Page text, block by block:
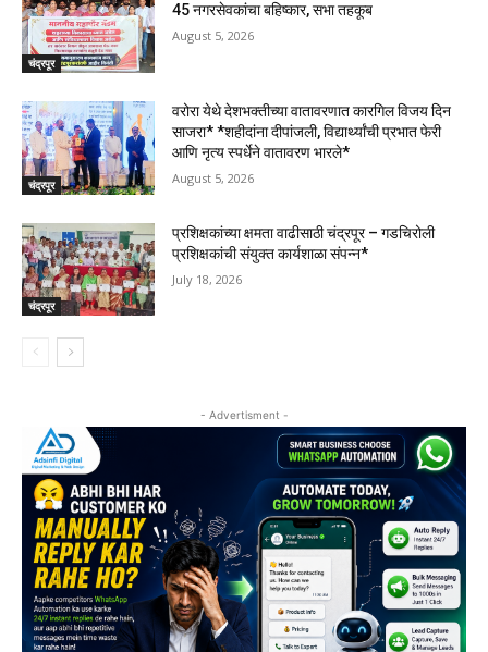
चंद्रपूर
45 नगरसेवकांचा बहिष्कार, सभा तहकूब
August 5, 2026
चंद्रपूर
वरोरा येथे देशभक्तीच्या वातावरणात कारगिल विजय दिन
साजरा* *शहीदांना दीपांजली, विद्यार्थ्यांची प्रभात फेरी
आणि नृत्य स्पर्धेने वातावरण भारले*
August 5, 2026
चंद्रपूर
प्रशिक्षकांच्या क्षमता वाढीसाठी चंद्रपूर – गडचिरोली
प्रशिक्षकांची संयुक्त कार्यशाळा संपन्न*
July 18, 2026
- Advertisment -